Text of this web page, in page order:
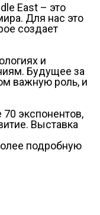
East – это
Для нас это
создает
и
Будущее за
важную роль, и
экспонентов,
Выставка
подробную